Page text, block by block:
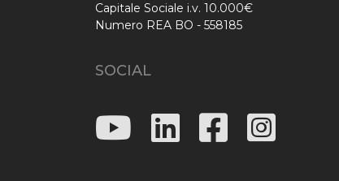
Capitale Sociale i.v. 10.000€
Numero REA BO - 558185
SOCIAL